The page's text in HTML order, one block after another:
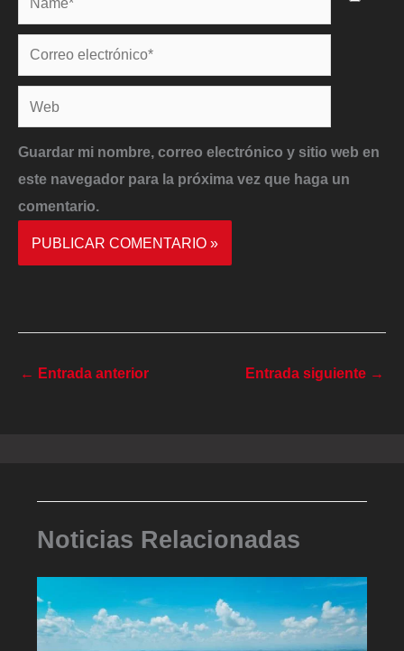
Correo
electrónico*
Web
Guardar mi nombre, correo electrónico y sitio web en
este navegador para la próxima vez que haga un
comentario.
← Entrada anterior Entrada siguiente →
Noticias Relacionadas